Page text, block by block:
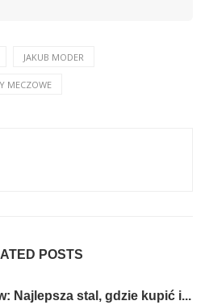
JAKUB MODER
MECZOWE
POSTS
Najlepsza stal, gdzie kupić i...